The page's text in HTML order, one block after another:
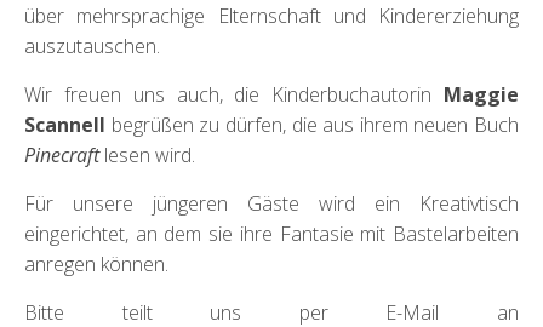
über mehrsprachige Elternschaft und Kindererziehung
auszutauschen.
Wir freuen uns auch, die Kinderbuchautorin Maggie
Scannell begrüßen zu dürfen, die aus ihrem neuen Buch
Pinecraftlesen wird.
Für unsere jüngeren Gäste wird ein Kreativtisch
eingerichtet, an dem sie ihre Fantasie mit Bastelarbeiten
anregen können.
Bitte teilt uns per E-Mail an